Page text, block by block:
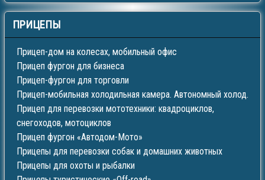
ПРИЦЕПЫ
Прицеп-дом на колесах, мобильный офис
Прицеп фургон для бизнеса
Прицеп-фургон для торговли
Прицеп-мобильная холодильная камера. Автономный холод.
Прицеп для перевозки мототехники: квадроциклов,
снегоходов, мотоциклов
Прицеп фургон «Автодом-Мото»
Прицепы для перевозки собак и домашних животных
Прицепы для охоты и рыбалки